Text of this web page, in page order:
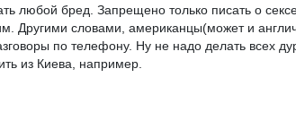
любой бред. Запрещено только писать о
Другими словами, американцы(может и
по телефону. Ну не надо делать всех
из Киева, например.